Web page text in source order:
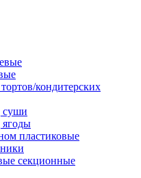
кондитерских
суши
пластиковые
секционные